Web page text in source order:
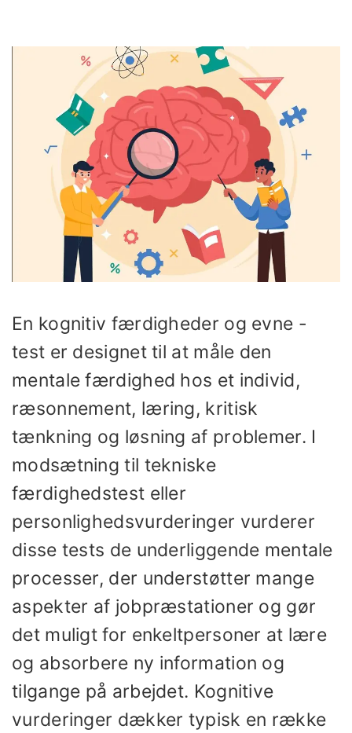
En kognitiv færdigheder og evne -
test er designet til at måle den
mentale færdighed hos et individ,
ræsonnement, læring, kritisk
tænkning og løsning af problemer. I
modsætning til tekniske
færdighedstest eller
personlighedsvurderinger vurderer
disse tests de underliggende mentale
processer, der understøtter mange
aspekter af jobpræstationer og gør
det muligt for enkeltpersoner at lære
og absorbere ny information og
tilgange på arbejdet. Kognitive
vurderinger dækker typisk en række